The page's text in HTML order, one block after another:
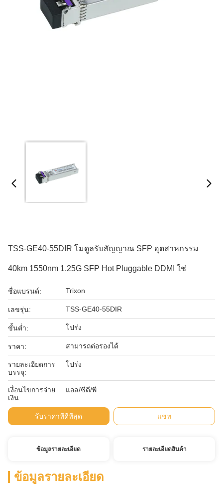
TSS-GE40-55DIR โมดูลรับสัญญาณ SFP อุตสาหกรรม
40km 1550nm 1.25G SFP Hot Pluggable DDMI ใช่
ชื่อแบรนด์: Trixon
เลขรุ่น: TSS-GE40-55DIR
ขั้นต่ำ: โปร่ง
ราคา: สามารถต่อรองได้
รายละเอียดการ
บรรจุ:
โปร่ง
เงื่อนไขการจ่าย
เงิน:
แอล/ซีดี/พี
รับราคาที่ดีที่สุด แชท
ข้อมูลรายละเอียด รายละเอียดสินค้า
ข้อมูลรายละเอียด